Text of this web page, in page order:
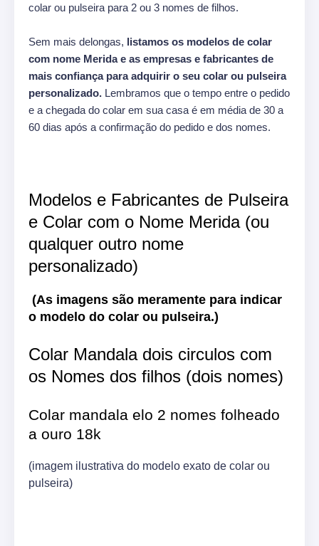
colar ou pulseira para 2 ou 3 nomes de filhos.
Sem mais delongas, listamos os modelos de colar
com nome Merida e as empresas e fabricantes de
mais confiança para adquirir o seu colar ou pulseira
personalizado. Lembramos que o tempo entre o pedido
e a chegada do colar em sua casa é em média de 30 a
60 dias após a confirmação do pedido e dos nomes.
Modelos e Fabricantes de Pulseira
e Colar com o Nome Merida (ou
qualquer outro nome
personalizado)
(As imagens são meramente para indicar
o modelo do colar ou pulseira.)
Colar Mandala dois circulos com
os Nomes dos filhos (dois nomes)
Colar mandala elo 2 nomes folheado
a ouro 18k
(imagem ilustrativa do modelo exato de colar ou
pulseira)